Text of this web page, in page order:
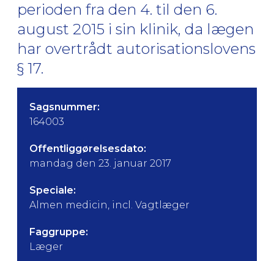
perioden fra den 4. til den 6.
august 2015 i sin klinik, da lægen
har overtrådt autorisationslovens
§ 17.
Sagsnummer:
164003
Offentliggørelsesdato:
mandag den 23. januar 2017
Speciale:
Almen medicin, incl. Vagtlæger
Faggruppe:
Læger